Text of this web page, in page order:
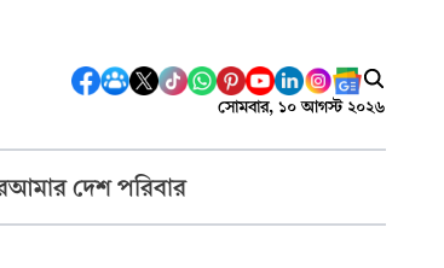
সোমবার, ১০ আগস্ট ২০২৬
আমার দেশ পরিবার